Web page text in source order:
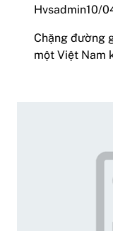
Hvsadmin10/
Chặng đường
một Việt Nam